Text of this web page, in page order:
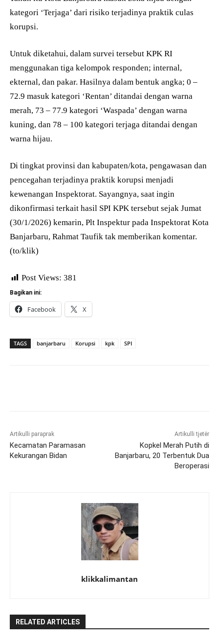
kategori ‘Terjaga’ dari risiko terjadinya praktik culas
korupsi.
Untuk diketahui, dalam survei tersebut KPK RI
menggunakan tiga kelompok responden; internal,
ekternal, dan pakar. Hasilnya dalam bentuk angka; 0 –
72.9 masuk kategori ‘Rentan’ ditandai dengan warna
merah, 73 – 77.9 kategori ‘Waspada’ dengan warna
kuning, dan 78 – 100 kategori terjaga ditandai dengan
warna hijau.
Di tingkat provinsi dan kabupaten/kota, pengawasan dan
pencegahan terjadinya praktik korupsi menjadi
kewenangan Inspektorat. Sayangnya, saat ingin
dikonfirmasi terkait hasil SPI KPK tersebut sejak Jumat
(30/1/2026) kemarin, Plt Inspektur pada Inspektorat Kota
Banjarbaru, Rahmat Taufik tak memberikan komentar.
(to/klik)
Post Views: 381
Bagikan ini:
Facebook X
TAGS banjarbaru Korupsi kpk SPI
Artikulli paraprak
Kecamatan Paramasan
Kekurangan Bidan
Artikulli tjetër
Kopkel Merah Putih di
Banjarbaru, 20 Terbentuk Dua
Beroperasi
klikkalimantan
RELATED ARTICLES